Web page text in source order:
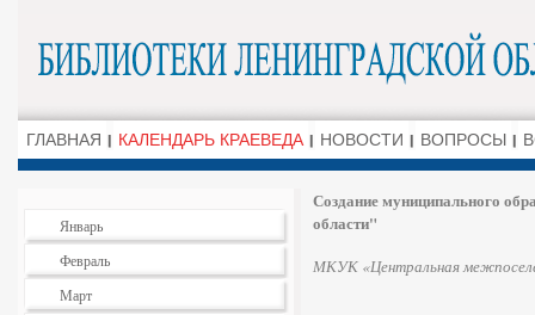
ГЛАВНАЯ КАЛЕНДАРЬ КРАЕВЕДА НОВОСТИ ВОПРОСЫ
Январь
Февраль
Март
Создание муниципального
области"
МКУК «Центральная